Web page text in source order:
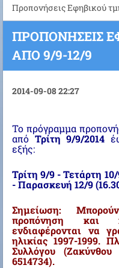
Προπονήσεις Εφηβικού
ΠΡΟΠΟΝΉΣΕΙΣ
ΑΠΌ 9/9-12/9
2014-09-08 22:27
Το πρόγραμμα
απόΤρίτη 9/9/2014
εξής:
Τρίτη 9/9 - Τετάρτη
- Παρασκευή 12/9
Σημείωση:
προπόνηση και
ενδιαφέρονται να
ηλικίας 1997-1999.
Συλλόγου
6514734).